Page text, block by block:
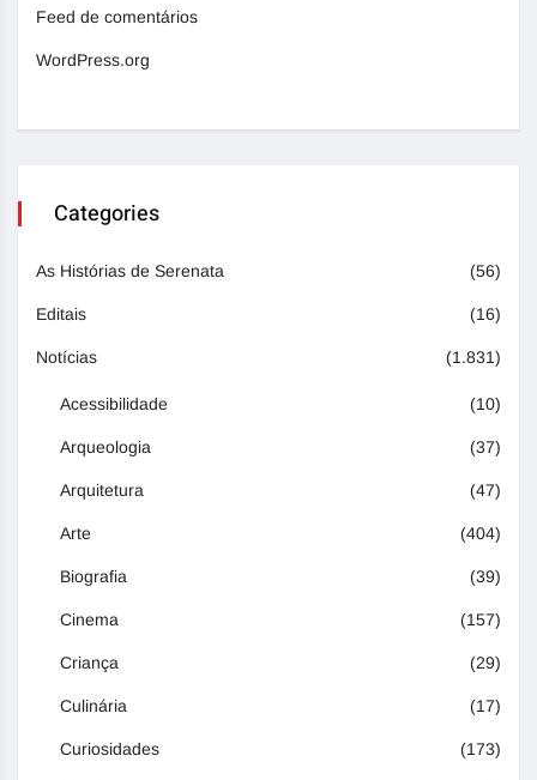
Feed de comentários
WordPress.org
Categories
As Histórias de Serenata (56)
Editais (16)
Notícias (1.831)
Acessibilidade (10)
Arqueologia (37)
Arquitetura (47)
Arte (404)
Biografia (39)
Cinema (157)
Criança (29)
Culinária (17)
Curiosidades (173)